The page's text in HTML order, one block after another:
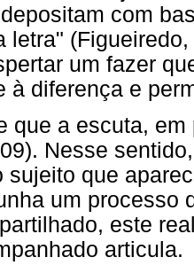
com
letra"
um fazer
à diferença e
que a escuta,
Nesse
sujeito que
um processo
este
articula.